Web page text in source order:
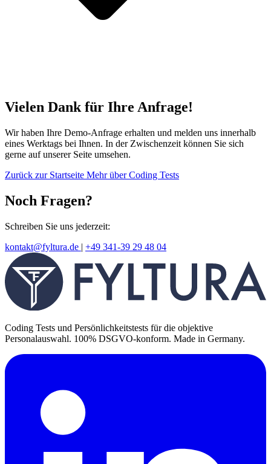
Vielen Dank für Ihre Anfrage!
Wir haben Ihre Demo-Anfrage erhalten und melden uns innerhalb
eines Werktags bei Ihnen. In der Zwischenzeit können Sie sich
gerne auf unserer Seite umsehen.
Zurück zur Startseite Mehr über Coding Tests
Noch Fragen?
Schreiben Sie uns jederzeit:
kontakt@fyltura.de | +49 341-39 29 48 04
Coding Tests und Persönlichkeitstests für die objektive
Personalauswahl. 100% DSGVO-konform. Made in Germany.